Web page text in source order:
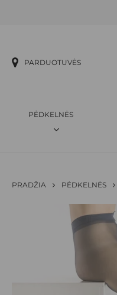
PARDUOTUVĖS
PĖDKELNĖS
PRADŽIA PĖDKELNĖS